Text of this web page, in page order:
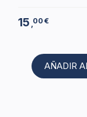
15 ,00 €
AÑADIR